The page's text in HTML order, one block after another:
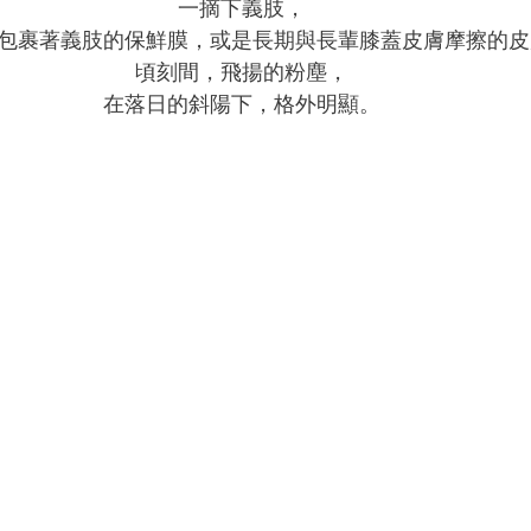
一摘下義肢，
裹著義肢的保鮮膜，或是長期與長輩膝蓋皮膚摩擦的
頃刻間，飛揚的粉塵，
在落日的斜陽下，格外明顯。